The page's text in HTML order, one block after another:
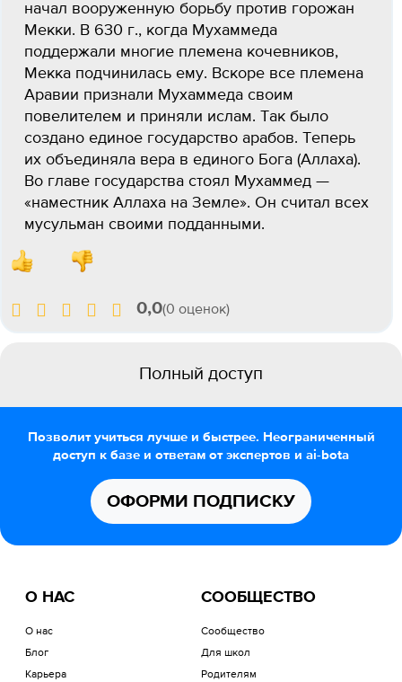
начал вооруженную борьбу против горожан
Мекки. В 630 г., когда Мухаммеда
поддержали многие племена кочевников,
Мекка подчинилась ему. Вскоре все племена
Аравии признали Мухаммеда своим
повелителем и приняли ислам. Так было
создано единое государство арабов. Теперь
их объединяла вера в единого Бога (Аллаха).
Во главе государства стоял Мухаммед —
«наместник Аллаха на Земле». Он считал всех
мусульман своими подданными.
0,0(0 оценок)
Полный доступ
Позволит учиться лучше и быстрее. Неограниченный
доступ к базе и ответам от экспертов и ai-bota
ОФОРМИ ПОДПИСКУ
О НАС
О нас
Блог
Карьера
СООБЩЕСТВО
Сообщество
Для школ
Родителям